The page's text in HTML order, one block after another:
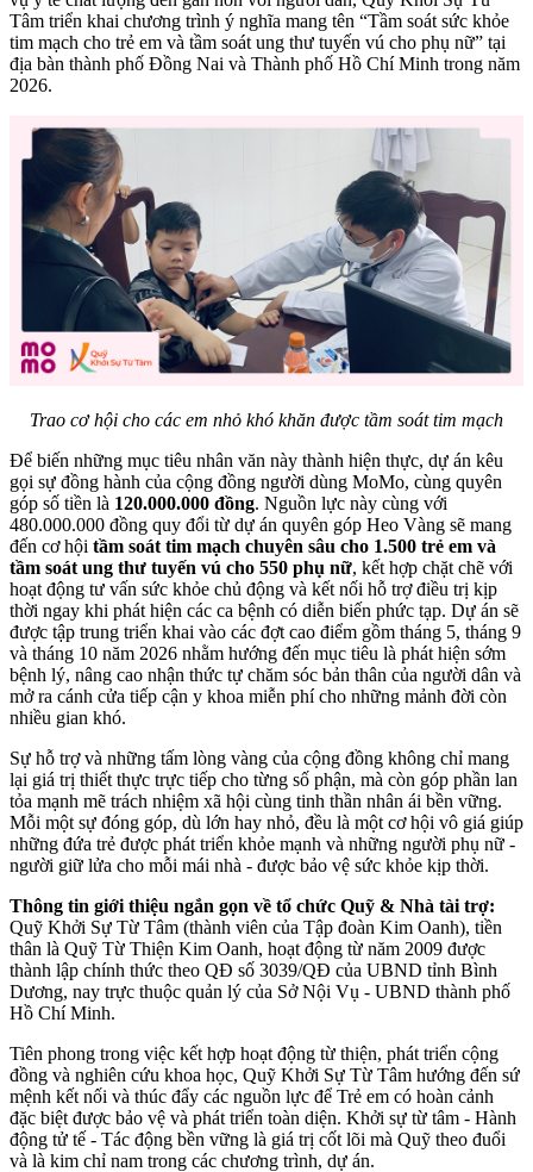
Tâm triển khai chương trình ý nghĩa mang tên “Tầm soát sức khỏe
tim mạch cho trẻ em và tầm soát ung thư tuyến vú cho phụ nữ” tại
địa bàn thành phố Đồng Nai và Thành phố Hồ Chí Minh trong năm
2026.
Trao cơ hội cho các em nhỏ khó khăn được tầm soát tim mạch
Để biến những mục tiêu nhân văn này thành hiện thực, dự án kêu
gọi sự đồng hành của cộng đồng người dùng MoMo, cùng quyên
góp số tiền là 120.000.000 đồng. Nguồn lực này cùng với
480.000.000 đồng quy đổi từ dự án quyên góp Heo Vàng sẽ mang
đến cơ hội tầm soát tim mạch chuyên sâu cho 1.500 trẻ em và
tầm soát ung thư tuyến vú cho 550 phụ nữ, kết hợp chặt chẽ với
hoạt động tư vấn sức khỏe chủ động và kết nối hỗ trợ điều trị kịp
thời ngay khi phát hiện các ca bệnh có diễn biến phức tạp. Dự án sẽ
được tập trung triển khai vào các đợt cao điểm gồm tháng 5, tháng 9
và tháng 10 năm 2026 nhằm hướng đến mục tiêu là phát hiện sớm
bệnh lý, nâng cao nhận thức tự chăm sóc bản thân của người dân và
mở ra cánh cửa tiếp cận y khoa miễn phí cho những mảnh đời còn
nhiều gian khó.
Sự hỗ trợ và những tấm lòng vàng của cộng đồng không chỉ mang
lại giá trị thiết thực trực tiếp cho từng số phận, mà còn góp phần lan
tỏa mạnh mẽ trách nhiệm xã hội cùng tinh thần nhân ái bền vững.
Mỗi một sự đóng góp, dù lớn hay nhỏ, đều là một cơ hội vô giá giúp
những đứa trẻ được phát triển khỏe mạnh và những người phụ nữ -
người giữ lửa cho mỗi mái nhà - được bảo vệ sức khỏe kịp thời.
Thông tin giới thiệu ngắn gọn về tổ chức Quỹ & Nhà tài trợ:
Quỹ Khởi Sự Từ Tâm (thành viên của Tập đoàn Kim Oanh), tiền
thân là Quỹ Từ Thiện Kim Oanh, hoạt động từ năm 2009 được
thành lập chính thức theo QĐ số 3039/QĐ của UBND tỉnh Bình
Dương, nay trực thuộc quản lý của Sở Nội Vụ - UBND thành phố
Hồ Chí Minh.
Tiên phong trong việc kết hợp hoạt động từ thiện, phát triển cộng
đồng và nghiên cứu khoa học, Quỹ Khởi Sự Từ Tâm hướng đến sứ
mệnh kết nối và thúc đẩy các nguồn lực để Trẻ em có hoàn cảnh
đặc biệt được bảo vệ và phát triển toàn diện. Khởi sự từ tâm - Hành
động tử tế - Tác động bền vững là giá trị cốt lõi mà Quỹ theo đuổi
và là kim chỉ nam trong các chương trình, dự án.